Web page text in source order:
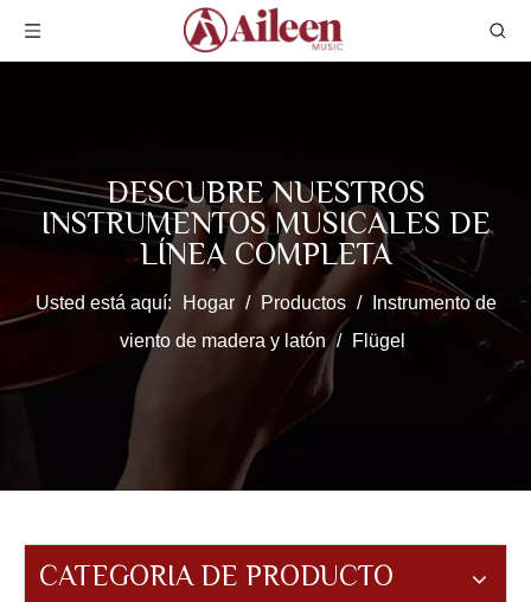
DESCUBRE NUESTROS
INSTRUMENTOS MUSICALES DE
LÍNEA COMPLETA
Usted está aquí: Hogar / Productos /
Instrumento de
viento de madera y latón / Flügel
CATEGORIA DE PRODUCTO